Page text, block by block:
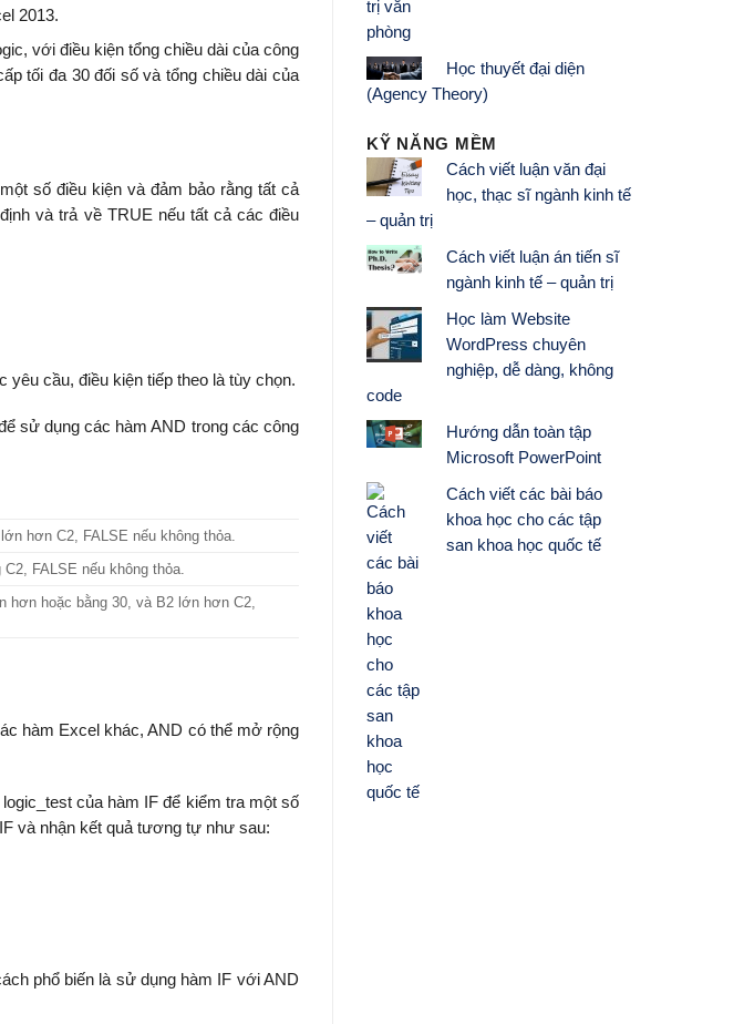
2013.
với điều kiện tổng chiều dài của công
tối đa 30 đối số và tổng chiều dài của
số điều kiện và đảm bảo rằng tất cả
và trả về TRUE nếu tất cả các điều
yêu cầu, điều kiện tiếp theo là tùy chọn.
sử dụng các hàm AND trong các công
hơn C2, FALSE nếu không thỏa.
FALSE nếu không thỏa.
hơn hoặc bằng 30, và B2 lớn hơn C2,
hàm Excel khác, AND có thể mở rộng
của hàm IF để kiểm tra một số
và nhận kết quả tương tự như sau:
phổ biến là sử dụng hàm IF với AND
Học thuyết đại diện
(Agency Theory)
KỸ NĂNG MỀM
Cách viết luận văn đại
học, thạc sĩ ngành kinh tế
– quản trị
Cách viết luận án tiến sĩ
ngành kinh tế – quản trị
Học làm Website
WordPress chuyên
nghiệp, dễ dàng, không
code
Hướng dẫn toàn tập
Microsoft PowerPoint
Cách viết các bài báo
khoa học cho các tập
san khoa học quốc tế